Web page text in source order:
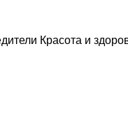
Красота и